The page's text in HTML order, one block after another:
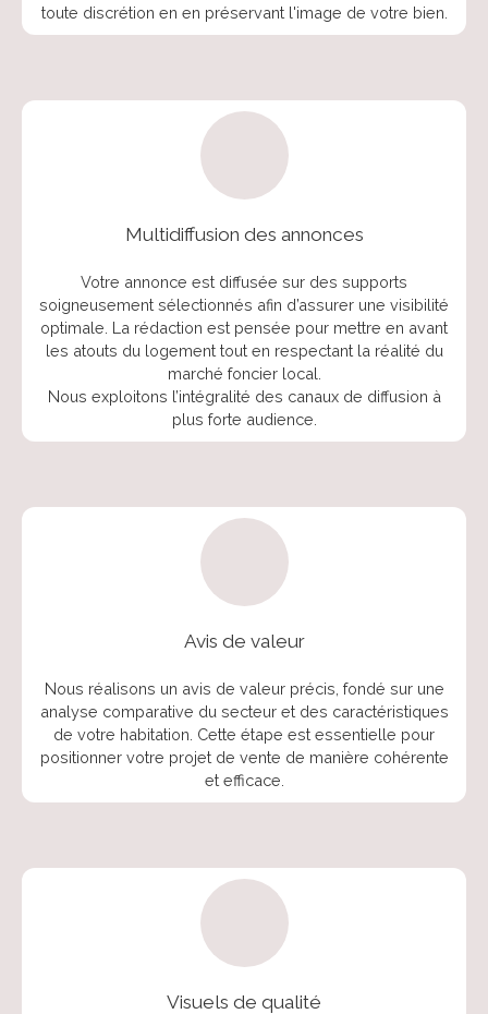
toute discrétion en en préservant l'image de votre bien.
Multidiffusion des annonces
Votre annonce est diffusée sur des supports
soigneusement sélectionnés afin d’assurer une visibilité
optimale. La rédaction est pensée pour mettre en avant
les atouts du logement tout en respectant la réalité du
marché foncier local.
Nous exploitons l’intégralité des canaux de diffusion à
plus forte audience.
Avis de valeur
Nous réalisons un avis de valeur précis, fondé sur une
analyse comparative du secteur et des caractéristiques
de votre habitation. Cette étape est essentielle pour
positionner votre projet de vente de manière cohérente
et efficace.
Visuels de qualité